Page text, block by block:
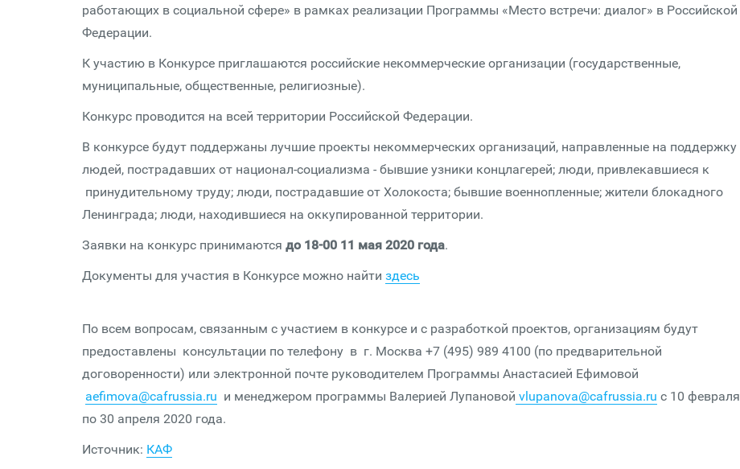
работающих в социальной сфере» в рамках реализации Программы «Место встречи: диалог» в Российской
Федерации.
К участию в Конкурсе приглашаются российские некоммерческие организации (государственные,
муниципальные, общественные, религиозные).
Конкурс проводится на всей территории Российской Федерации.
В конкурсе будут поддержаны лучшие проекты некоммерческих организаций, направленные на поддержку
людей, пострадавших от национал-социализма - бывшие узники концлагерей; люди, привлекавшиеся к
принудительному труду; люди, пострадавшие от Холокоста; бывшие военнопленные; жители блокадного
Ленинграда; люди, находившиеся на оккупированной территории.
Заявки на конкурс принимаются до 18-00 11 мая 2020 года.
Документы для участия в Конкурсе можно найти здесь
По всем вопросам, связанным с участием в конкурсе и с разработкой проектов, организациям будут
предоставлены консультации по телефону в г. Москва +7 (495) 989 4100 (по предварительной
договоренности) или электронной почте руководителем Программы Анастасией Ефимовой
aefimova@cafrussia.ru и менеджером программы Валерией Лупановой vlupanova@cafrussia.ru с 10 февраля
по 30 апреля 2020 года.
Источник: КАФ